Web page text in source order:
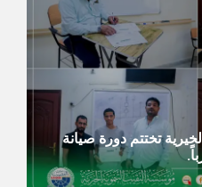
تختتم دورة صيانة